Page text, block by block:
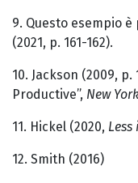
9. Questo esempio
(2021, p. 161-162).
10. Jackson (2009, p.
Productive”, New
11. Hickel (2020, Less
12. Smith (2016)